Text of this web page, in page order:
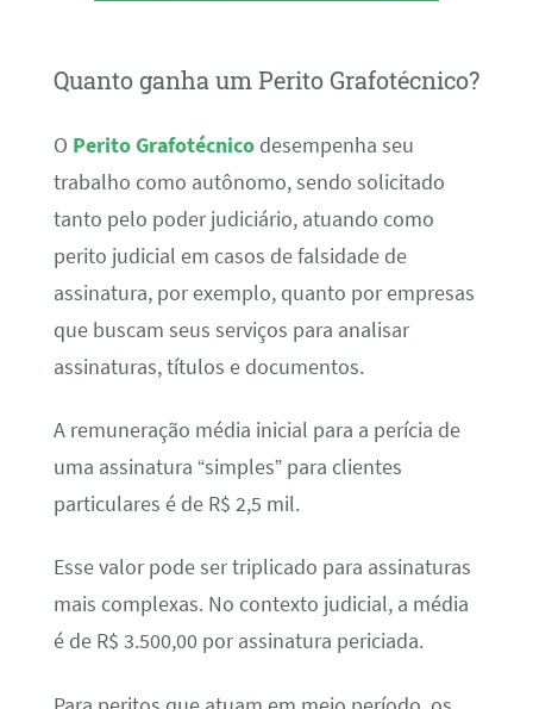
Quanto ganha um Perito Grafotécnico?
O Perito Grafotécnicodesempenha seu
trabalho como autônomo, sendo solicitado
tanto pelo poder judiciário, atuando como
perito judicial em casos de falsidade de
assinatura, por exemplo, quanto por empresas
que buscam seus serviços para analisar
assinaturas, títulos e documentos.
A remuneração média inicial para a perícia de
uma assinatura “simples” para clientes
particulares é de R$ 2,5 mil.
Esse valor pode ser triplicado para assinaturas
mais complexas. No contexto judicial, a média
é de R$ 3.500,00 por assinatura periciada.